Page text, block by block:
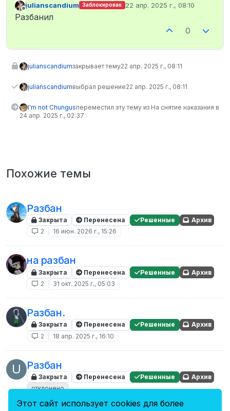
Не в сети
julianscandium Заблокирован 22 апр. 2025 г., 08:10
отредактировано
Разбанил
0
julianscandiumзакрывает тему22 апр. 2025 г., 08:11
julianscandiumвыбрал решение22 апр. 2025 г., 08:11
I'm not Chungusпереместил эту тему из На снятие наказания в
24 апр. 2025 г., 02:37
Похожие темы
Разбан
Закрыта Перенесена Решенные
Архив
2
16 июн. 2026 г., 15:26
на разбан
Закрыта Перенесена Решенные
Архив
2
31 окт. 2025 г., 05:03
Разбан.
Закрыта Перенесена Решенные
Архив
2
18 апр. 2025 г., 16:10
U Разбан
Закрыта Перенесена Решенные
Архив
отклонено
Этот сайт использует cookies для более